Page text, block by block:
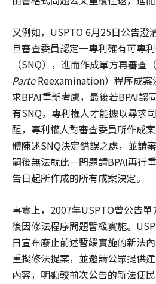
又例如，USPTO 6月25日公告澄
旦審查委員認定一專利確有可專
（SNQ），進而作成單方再審查（
ParteReexamination）程序成案
求BPAI重新考慮，最後若BPAI認
有SNQ，專利權人才能據以尋求
醒，專利權人對審查委員所作成
體陳述SNQ決定錯誤之處，並請
嗣後無法就此一問題請BPAI再行
告日起所作成的所有成案決定。
事實上，2007年USPTO曾公告
後因修法程序問題暫緩實施。
日宣布廢止前述暫緩實施的新法內
重擬修法提案，並邀請公眾提供
內容，明顯較前次公告的新法便